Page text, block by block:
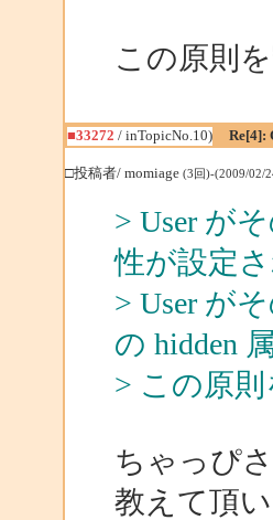
この原則
■33272 / inTopicNo.10) Re[4]:
□投稿者/ momiage (3回)-(2009/02/
> User が
性が設定
> User が
の hidden
> この原
ちゃっぴ
教えて頂